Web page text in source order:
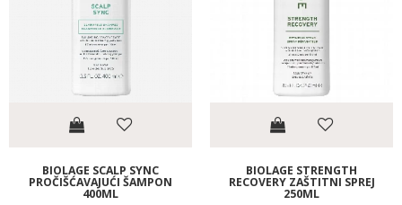
BIOLAGE SCALP SYNC
PROČIŠĆAVAJUĆI ŠAMPON
400ML
BIOLAGE STRENGTH
RECOVERY ZAŠTITNI SPREJ
250ML